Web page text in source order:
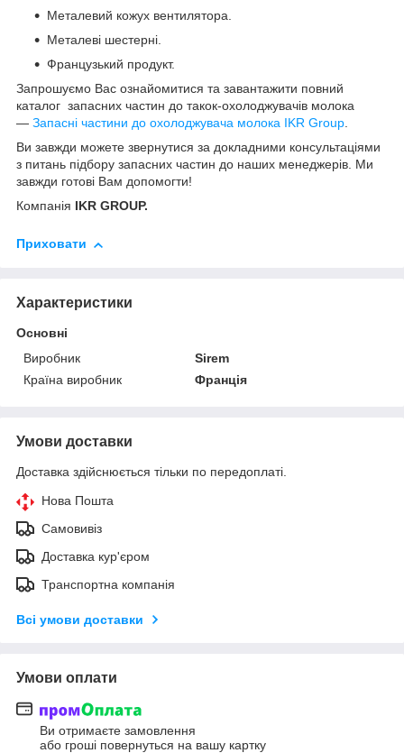
Металевий кожух вентилятора.
Металеві шестерні.
Французький продукт.
Запрошуємо Вас ознайомитися та завантажити повний
каталог запасних частин до такок-охолоджувачів молока
— Запасні частини до охолоджувача молока IKR Group.
Ви завжди можете звернутися за докладними консультаціями
з питань підбору запасних частин до наших менеджерів. Ми
завжди готові Вам допомогти!
Компанія IKR GROUP.
Приховати
Характеристики
Основні
Виробник
Sirem
Країна виробник
Франція
Умови доставки
Доставка здійснюється тільки по передоплаті.
Нова Пошта
Самовивіз
Доставка кур'єром
Транспортна компанія
Всі умови доставки
Умови оплати
Ви отримаєте замовлення
або гроші повернуться на вашу картку